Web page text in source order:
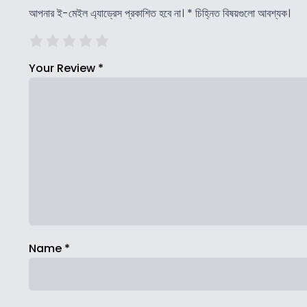
আপনার ই-মেইল এ্যাড্রেস প্রকাশিত হবে না। * চিহ্নিত বিষয়গুলো আবশ্যক।
Your Review *
Name *